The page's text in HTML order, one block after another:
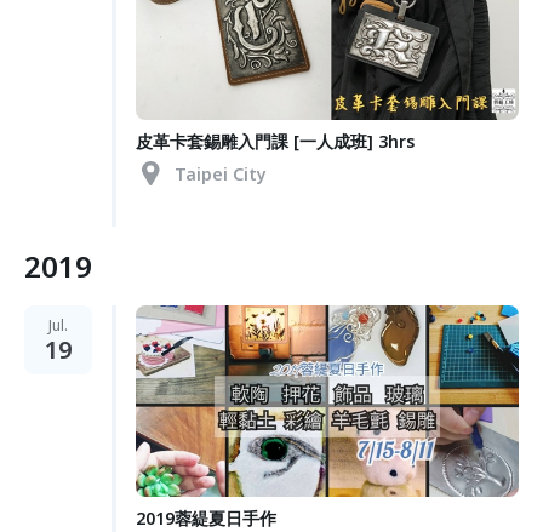
皮革卡套錫雕入門課 [一人成班] 3hrs
Taipei City
2019
Jul.
19
2019蓉緹夏日手作